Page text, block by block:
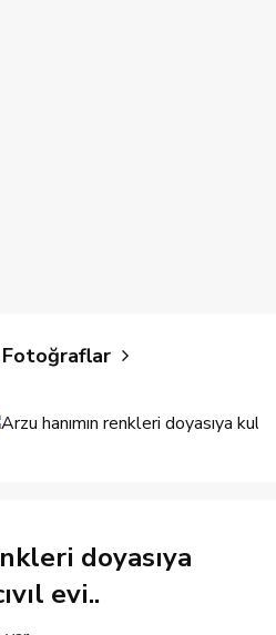
Fotoğraflar
doyasıya
evi..